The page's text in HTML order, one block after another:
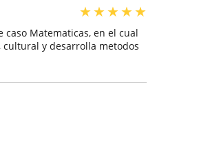
★★★★★
Matematicas, en el cual
y desarrolla metodos